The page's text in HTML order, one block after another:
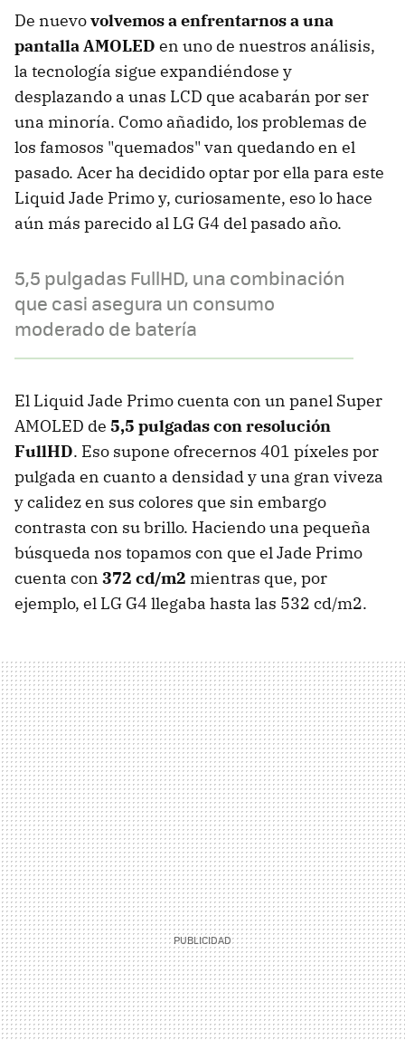
De nuevovolvemos a enfrentarnos a una
pantalla AMOLED en uno de nuestros análisis,
la tecnología sigue expandiéndose y
desplazando a unas LCD que acabarán por ser
una minoría. Como añadido, los problemas de
los famosos "quemados" van quedando en el
pasado. Acer ha decidido optar por ella para este
Liquid Jade Primo y, curiosamente, eso lo hace
aún más parecido al LG G4 del pasado año.
5,5 pulgadas FullHD, una combinación
que casi asegura un consumo
moderado de batería
El Liquid Jade Primo cuenta con un panel Super
AMOLED de 5,5 pulgadas con resolución
FullHD. Eso supone ofrecernos 401 píxeles por
pulgada en cuanto a densidad y una gran viveza
y calidez en sus colores que sin embargo
contrasta con su brillo. Haciendo una pequeña
búsqueda nos topamos con que el Jade Primo
cuenta con 372 cd/m2 mientras que, por
ejemplo, el LG G4 llegaba hasta las 532 cd/m2.